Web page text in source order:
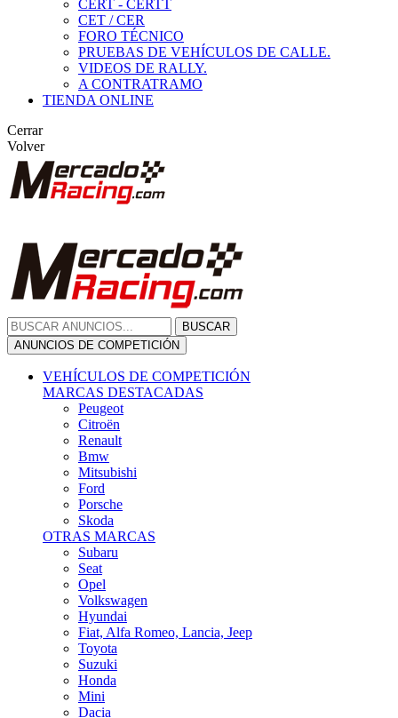
CERT - CERTT
CET / CER
FORO TÉCNICO
PRUEBAS DE VEHÍCULOS DE CALLE.
VIDEOS DE RALLY.
A CONTRATRAMO
TIENDA ONLINE
Cerrar
Volver
BUSCAR
ANUNCIOS DE COMPETICIÓN
VEHÍCULOS DE COMPETICIÓN
MARCAS DESTACADAS
Peugeot
Citroën
Renault
Bmw
Mitsubishi
Ford
Porsche
Skoda
OTRAS MARCAS
Subaru
Seat
Opel
Volkswagen
Hyundai
Fiat, Alfa Romeo, Lancia, Jeep
Toyota
Suzuki
Honda
Mini
Dacia
Audi